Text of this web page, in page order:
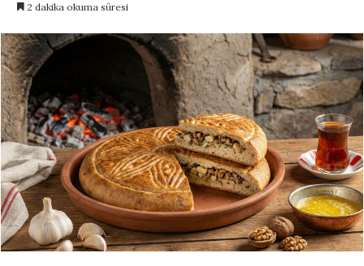
göndermek
2 dakika okuma süresi